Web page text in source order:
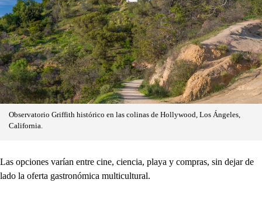
Observatorio Griffith histórico en las colinas de Hollywood, Los Ángeles,
California.
Las opciones varían entre cine, ciencia, playa y compras, sin dejar de
lado la oferta gastronómica multicultural.